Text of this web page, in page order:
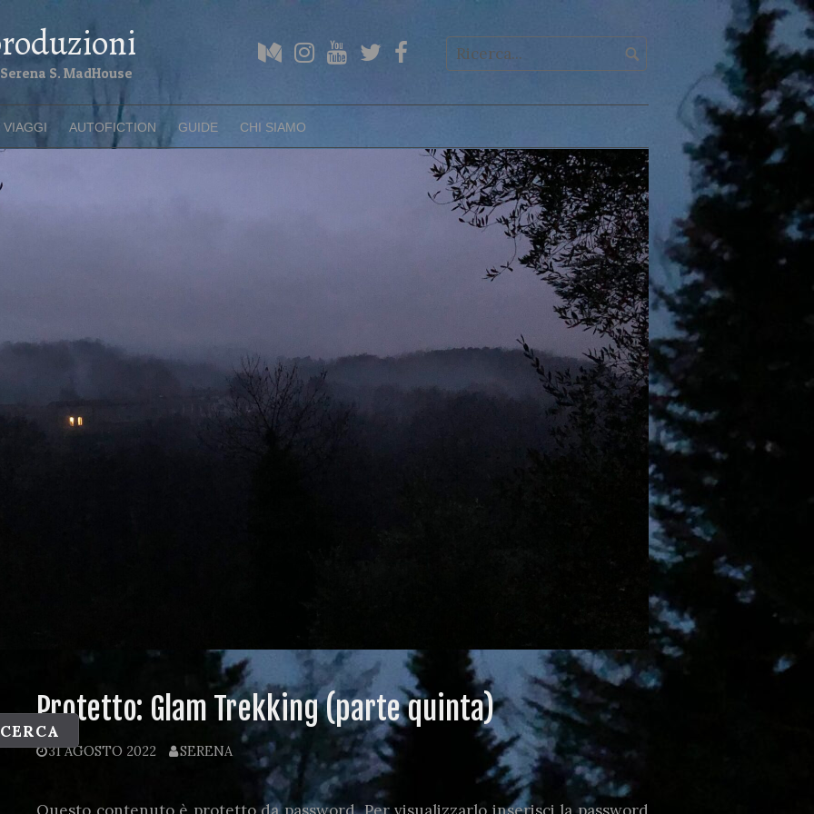
S. MadHouse
MediumInstagramYouTubeTwitterFacebook
VIAGGI AUTOFICTION GUIDE CHI SIAMO
Protetto: Glam Trekking (parte quinta)
31 AGOSTO 2022 SERENA
CERCA